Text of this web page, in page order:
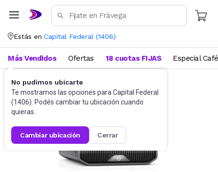
Estás en Capital Federal (1406)
No pudimos ubicarte
Te mostramos las opciones para Capital Federal
(1406). Podés cambiar tu ubicación cuando
quieras.
cambiar ubicación cerrar
Más Vendidos Ofertas 18 cuotas FIJAS Especial Café
Almacenamiento Discos externos